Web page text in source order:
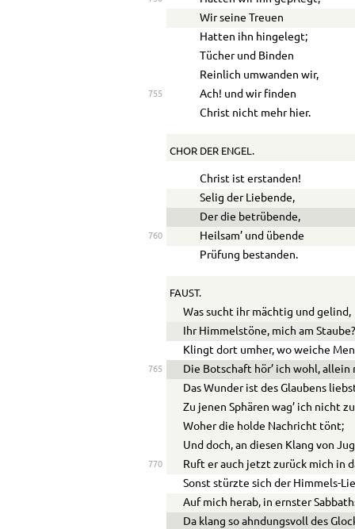
Wir seine Treuen
Hatten ihn hingelegt;
Tücher und Binden
Reinlich umwanden wir,
755
Ach! und wir finden
Christ nicht mehr hier.
CHOR DER ENGEL.
Christ ist erstanden!
Selig der Liebende,
Der die betrübende,
760
Heilsam’ und übende
Prüfung bestanden.
FAUST.
Was sucht ihr mächtig und gelind,
Ihr Himmelstöne, mich am
Klingt dort umher, wo weiche
765
Die Botschaft hör’ ich wohl,
Das Wunder ist des Glaubens
Zu jenen Sphären wag’ ich nicht
Woher die holde Nachricht tönt;
Und doch, an diesen Klang von
770
Ruft er auch jetzt zurück mich in
Sonst stürzte sich der Himmels-
Auf mich herab, in ernster
Da klang so ahndungsvoll des